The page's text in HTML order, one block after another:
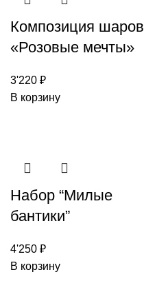
Композиция шаров
«Розовые мечты»
3'220 ₽
В корзину
Набор “Милые
бантики”
4'250 ₽
В корзину